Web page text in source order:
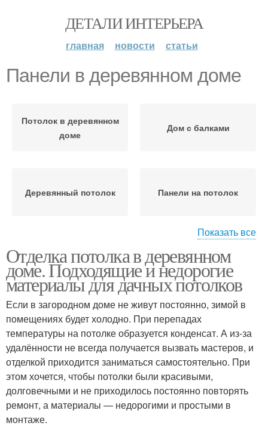
ДЕТАЛИ ИНТЕРЬЕРА
главная новости статьи
Панели в деревянном доме
Потолок в деревянном
доме
Дом с балками
Деревянный потолок Панели на потолок
Деревянный дом
Показать все
Отделка потолка в деревянном
доме. Подходящие и недорогие
материалы для дачных потолков
Если в загородном доме не живут постоянно, зимой в
помещениях будет холодно. При перепадах
температуры на потолке образуется конденсат. А из-за
удалённости не всегда получается вызвать мастеров, и
отделкой приходится заниматься самостоятельно. При
этом хочется, чтобы потолки были красивыми,
долговечными и не приходилось постоянно повторять
ремонт, а материалы — недорогими и простыми в
монтаже.